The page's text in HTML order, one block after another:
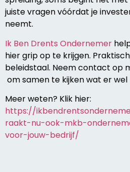
juiste vragen vóórdat je
neemt.
Ik Ben Drents Ondernemer
hier grip op te krijgen.
beleidstaal. Neem contact op
om samen te kijken wat er wel
Meer weten? Klik hier:
https://
raakt-nu-ook-mkb-
voor-jouw-bedrijf/